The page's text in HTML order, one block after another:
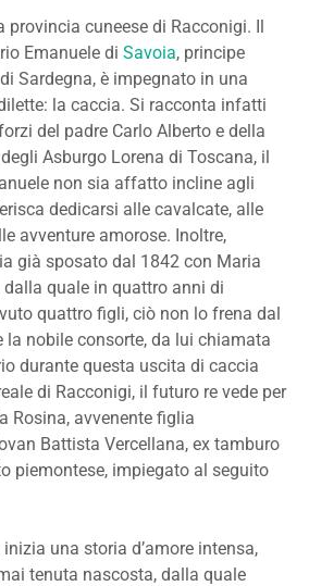
provincia cuneese di Racconigi. Il
Emanuele di Savoia, principe
Sardegna, è impegnato in una
la caccia. Si racconta infatti
del padre Carlo Alberto e della
Asburgo Lorena di Toscana, il
non sia affatto incline agli
dedicarsi alle cavalcate, alle
avventure amorose. Inoltre,
già sposato dal 1842 con Maria
dalla quale in quattro anni di
quattro figli, ciò non lo frena dal
la nobile consorte, da lui chiamata
durante questa uscita di caccia
di Racconigi, il futuro re vede per
Rosina, avvenente figlia
Battista Vercellana, ex tamburo
piemontese, impiegato al seguito
una storia d’amore intensa,
tenuta nascosta, dalla quale